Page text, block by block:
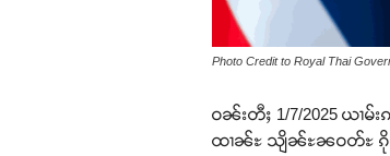
Photo Credit to Royal Thai
ဝၼ်းတီႈ 1/7/2025 ယၢမ်
ထၢၼ်ႊ သျိၼ်ႊၼဝတ်ႊ ၵို